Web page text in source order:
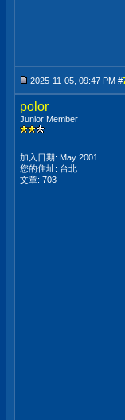
2025-11-05, 09:47 PM #
polor
Junior Member
加入日期: May 2001
您的住址: 台北
文章: 703